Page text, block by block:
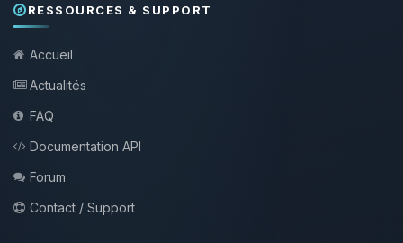
RESSOURCES & SUPPORT
Accueil
Actualités
FAQ
Documentation API
Forum
Contact / Support